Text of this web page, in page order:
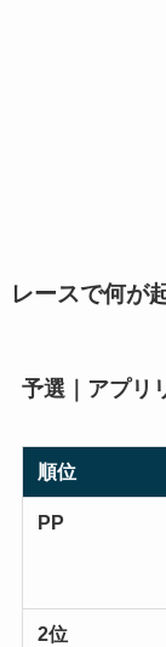
レースで何が
予選｜アプリ
順位
PP
2位